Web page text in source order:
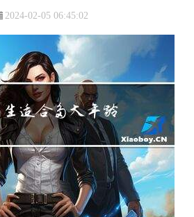
2024-02-05 06:45:02